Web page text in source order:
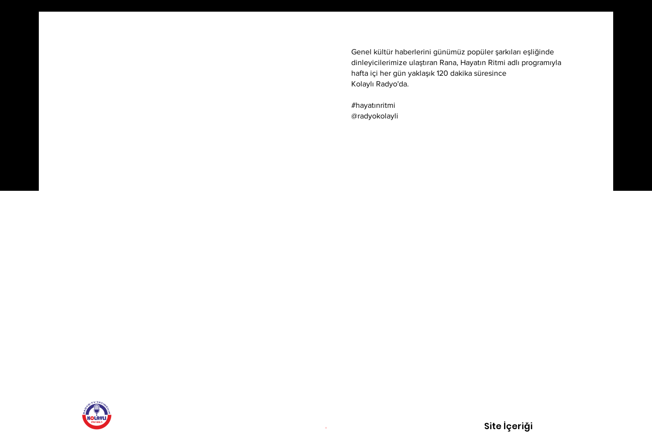
Genel kültür haberlerini günümüz popüler şarkıları eşliğinde
dinleyicilerimize ulaştıran Rana, Hayatın Ritmi adlı programıyla
hafta içi her gün yaklaşık 120 dakika süresince
Kolaylı Radyo'da.
#hayatınritmi
@radyokolayli
Site İçeriği